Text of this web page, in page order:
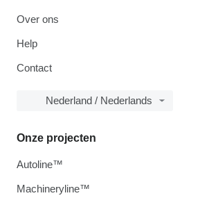
Over ons
Help
Contact
Nederland / Nederlands
Onze projecten
Autoline™
Machineryline™